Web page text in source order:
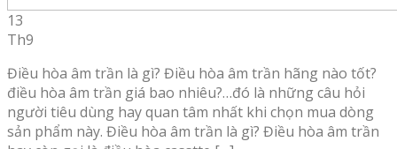
13
Th9
Điều hòa âm trần là gì? Điều hòa âm trần hãng nào tốt?
điều hòa âm trần giá bao nhiêu?…đó là những câu hỏi
người tiêu dùng hay quan tâm nhất khi chọn mua dòng
sản phẩm này. Điều hòa âm trần là gì? Điều hòa âm trần